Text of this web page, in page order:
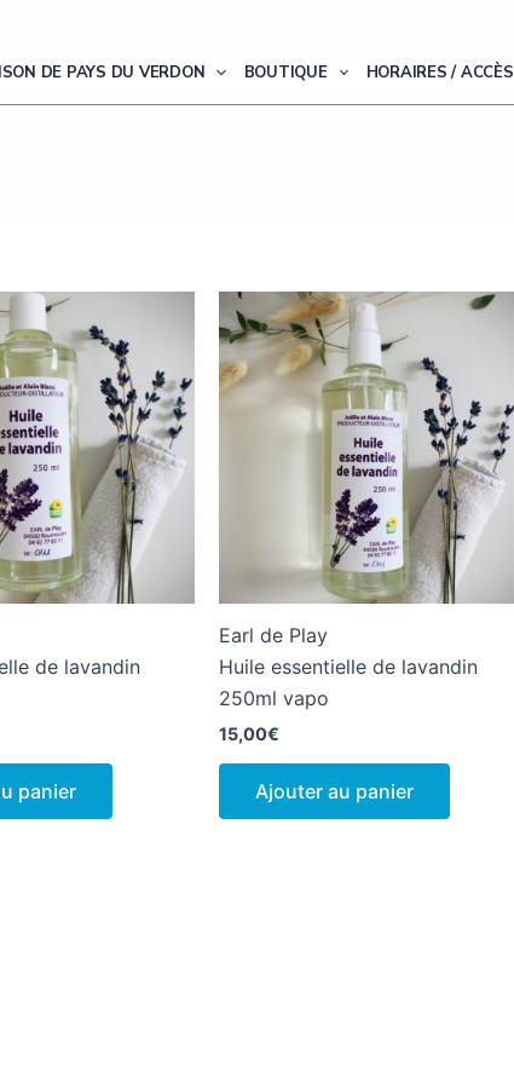
DE PAYS DU VERDON BOUTIQUE HORAIRES / ACCÈS
de lavandin
panier
Earl de Play
Huile essentielle de lavandin
250ml vapo
15,00€
Ajouter au panier